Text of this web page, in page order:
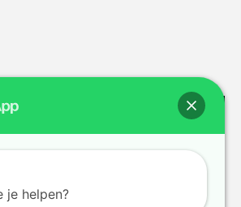
voorbehouden.
je helpen?